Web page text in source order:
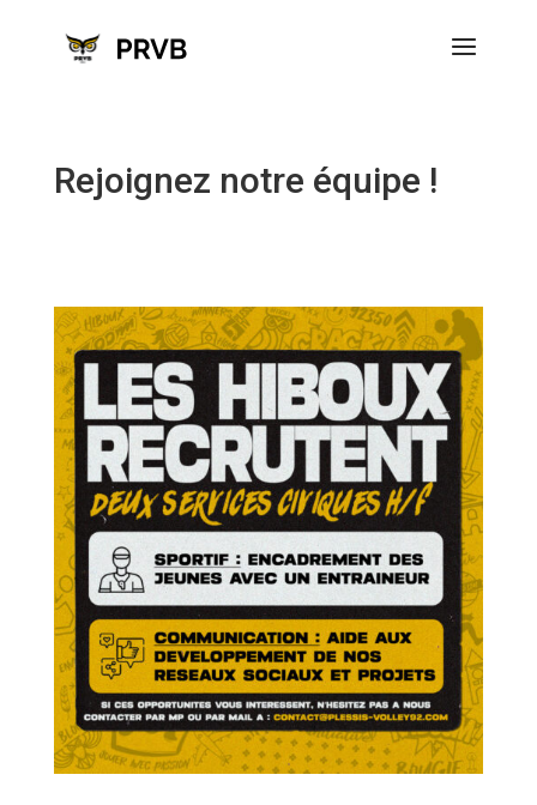
Rejoignez notre équipe !